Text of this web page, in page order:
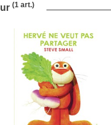
(1 art.)